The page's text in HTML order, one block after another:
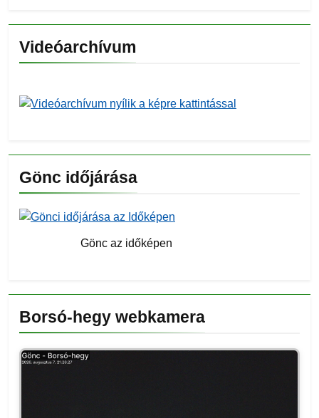
Videóarchívum
Gönc időjárása
Gönc az időképen
Borsó-hegy webkamera